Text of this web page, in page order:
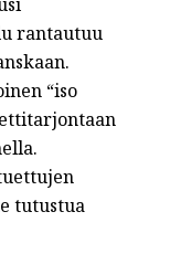
rantautuu
“iso
tutustua